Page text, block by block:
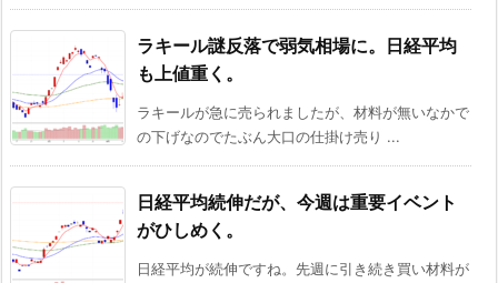
ラキール謎反落で弱気相場に。日経平均
も上値重く。
ラキールが急に売られましたが、材料が無いなかで
の下げなのでたぶん大口の仕掛け売り ...
日経平均続伸だが、今週は重要イベント
がひしめく。
日経平均が続伸ですね。先週に引き続き買い材料が